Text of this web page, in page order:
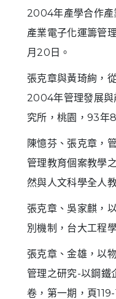
2004年產學合作產
產業電子化運籌管
月20日。
張克章與黃琦絢，
2004年管理發展與
究所，桃園，93年
陳憶芬、張克章，
管理教育個案教學
然與人文科學全人
張克章、吳家麒，
別機制，台大工程
張克章、金雄，以
管理之研究-以鋼鐵
卷，第一期，頁